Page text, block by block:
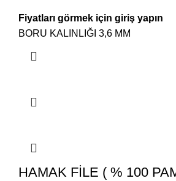
Fiyatları görmek için giriş yapın
BORU KALINLIĞI 3,6 MM
HAMAK FİLE ( % 100